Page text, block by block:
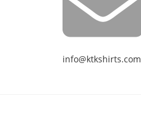
info@ktkshirts.com